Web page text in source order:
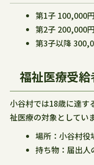
第1子 100,000円
第2子 200,000円
第3子以降
福祉医療受
小谷村では18歳に達す
祉医療の対象としていま
場所：小谷村役
持ち物：届出人